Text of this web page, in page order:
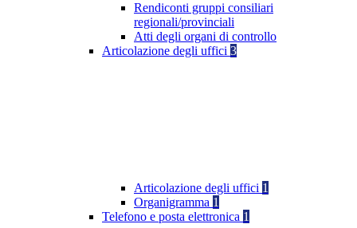
Rendiconti gruppi consiliari
regionali/provinciali
Atti degli organi di controllo
Articolazione degli uffici 3
Articolazione degli uffici 1
Organigramma 1
Telefono e posta elettronica 1